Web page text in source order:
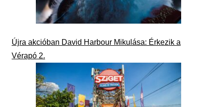
Újra akcióban David Harbour Mikulása: Érkezik a
Vérapó 2.